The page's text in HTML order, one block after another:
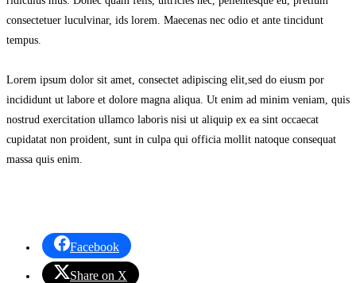
consectetuer luculvinar, ids lorem. Maecenas nec odio et ante tincidunt
tempus.
Lorem ipsum dolor sit amet, consectet adipiscing elit,sed do eiusm por
incididunt ut labore et dolore magna aliqua. Ut enim ad minim veniam, quis
nostrud exercitation ullamco laboris nisi ut aliquip ex ea sint occaecat
cupidatat non proident, sunt in culpa qui officia mollit natoque consequat
massa quis enim.
Facebook
Share on X